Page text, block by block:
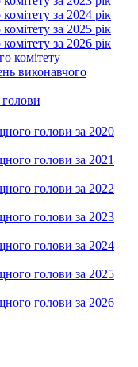
за 2024 рік
за 2025 рік
за 2026 рік
комітету
виконавчого
голови за 2020
голови за 2021
голови за 2022
голови за 2023
голови за 2024
голови за 2025
голови за 2026